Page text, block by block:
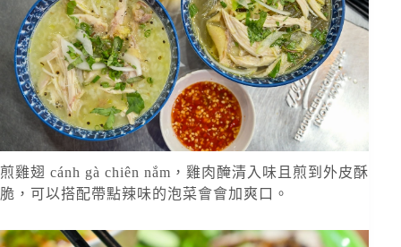
煎雞翅 cánh gà chiên nắm，雞肉醃清入味且煎到外皮酥
脆，可以搭配帶點辣味的泡菜會會加爽口。